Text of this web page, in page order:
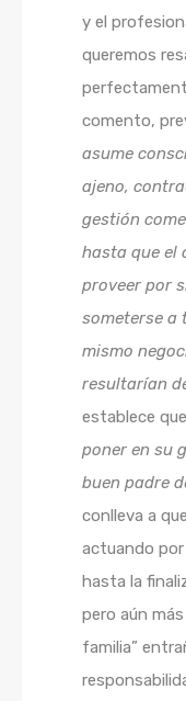
y el
queremos
comento,
asume
ajeno,
gestión
hasta que el
proveer por
someterse a
mismo
resultarían
establece
poner en su
buen padre
conlleva a
actuando por
hasta la
pero aún
familia”